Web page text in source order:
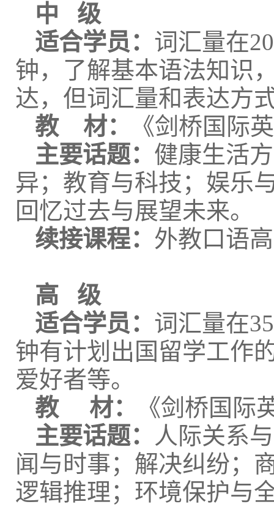
中 级
适合学员： 词汇量在
钟，了解基本语法知识
达，但词汇量和表达方
教 材：
《剑桥国际
主要话题： 健康生活
异；教育与科技；娱乐
回忆过去与展望未来。
续接课程： 外教口语
高 级
适合学员： 词汇量在
钟有计划出国留学工作
爱好者等。
教 材：
《剑桥国际
主要话题：
人际关系
闻与时事；解决纠纷；
逻辑推理；环境保护与